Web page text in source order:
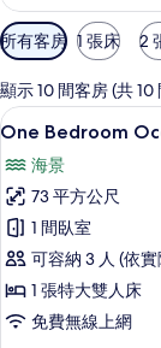
可
用
的
客
房
篩
選
條
件
所有客房 1 張床 2
顯示 10 間客房 (共 10
顯
One
Bedroom
Ocean
View
Pool
Villa
21
One Bedroom
海景
73 平方公尺
1 間臥室
可容納 3 人 (依
1 張特大雙人床
免費無線上網